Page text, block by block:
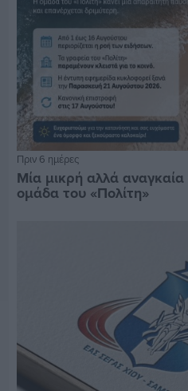
Πριν 6 ημέρες
Μία μικρή αλλά
ομάδα του «Πολίτη»